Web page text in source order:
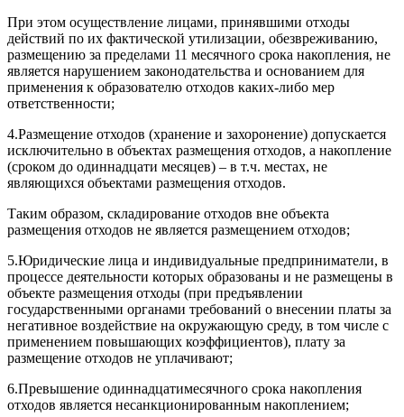
При этом осуществление лицами, принявшими отходы
действий по их фактической утилизации, обезвреживанию,
размещению за пределами 11 месячного срока накопления, не
является нарушением законодательства и основанием для
применения к образователю отходов каких-либо мер
ответственности;
4.Размещение отходов (хранение и захоронение) допускается
исключительно в объектах размещения отходов, а накопление
(сроком до одиннадцати месяцев) – в т.ч. местах, не
являющихся объектами размещения отходов.
Таким образом, складирование отходов вне объекта
размещения отходов не является размещением отходов;
5.Юридические лица и индивидуальные предприниматели, в
процессе деятельности которых образованы и не размещены в
объекте размещения отходы (при предъявлении
государственными органами требований о внесении платы за
негативное воздействие на окружающую среду, в том числе с
применением повышающих коэффициентов), плату за
размещение отходов не уплачивают;
6.Превышение одиннадцатимесячного срока накопления
отходов является несанкционированным накоплением;